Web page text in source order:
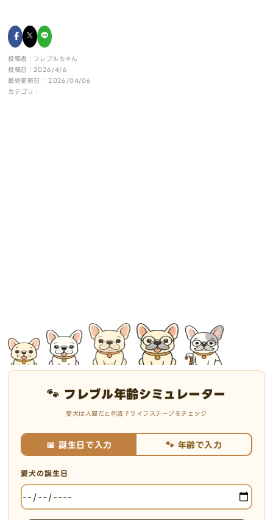
投稿者：フレブルちゃん
投稿日：2026/4/6
最終更新日 ：2026/04/06
カテゴリ：
🐾 フレブル年齢シミュレーター
愛犬は人間だと何歳？ライフステージをチェック
📅 誕生日で入力 🐾 年齢で入力
愛犬の誕生日